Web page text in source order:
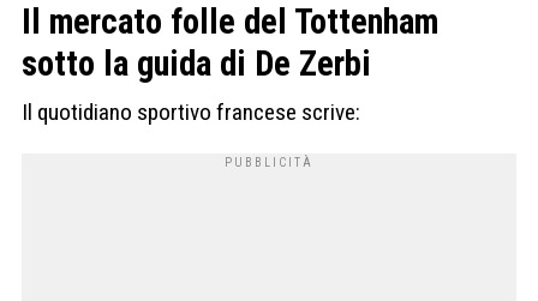
Il mercato folle del Tottenham
sotto la guida di De Zerbi
Il quotidiano sportivo francese scrive: